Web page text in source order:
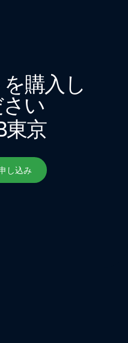
購入し
い
東京
し込み
し込み